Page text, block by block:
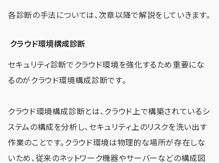
各診断の手法については、次章以降で解説をしていきます。
クラウド環境構成診断
セキュリティ診断でクラウド環境を強化するため重要にな
るのがクラウド環境構成診断です。
クラウド環境構成診断とは、クラウド上で構築されているシ
ステムの構成を分析し、セキュリティ上のリスクを洗い出す
作業のことです。クラウド環境は物理的な場所が存在しな
いため、従来のネットワーク機器やサーバーなどの構成図